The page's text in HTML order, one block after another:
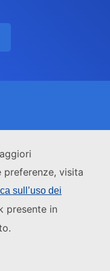
visita
sull’uso dei
presente in